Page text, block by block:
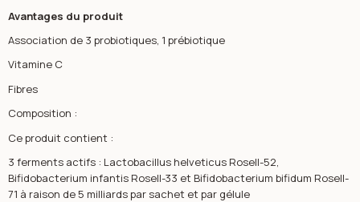
Avantages du produit
Association de 3 probiotiques, 1 prébiotique
Vitamine C
Fibres
Composition :
Ce produit contient :
3 ferments actifs : Lactobacillus helveticus Rosell-52,
Bifidobacterium infantis Rosell-33 et Bifidobacterium bifidum Rosell-
71 à raison de 5 milliards par sachet et par gélule